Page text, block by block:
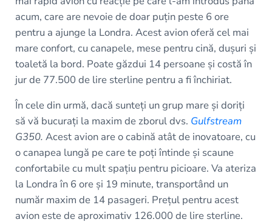
acum, care are nevoie de doar puțin peste 6 ore
pentru a ajunge la Londra. Acest avion oferă cel mai
mare confort, cu canapele, mese pentru cină, dușuri și
toaletă la bord. Poate găzdui 14 persoane și costă în
jur de 77.500 de lire sterline pentru a fi închiriat.
În cele din urmă, dacă sunteți un grup mare și doriți
să vă bucurați la maxim de zborul dvs. Gulfstream
G350. Acest avion are o cabină atât de inovatoare, cu
o canapea lungă pe care te poți întinde și scaune
confortabile cu mult spațiu pentru picioare. Va ateriza
la Londra în 6 ore și 19 minute, transportând un
număr maxim de 14 pasageri. Prețul pentru acest
avion este de aproximativ 126.000 de lire sterline.